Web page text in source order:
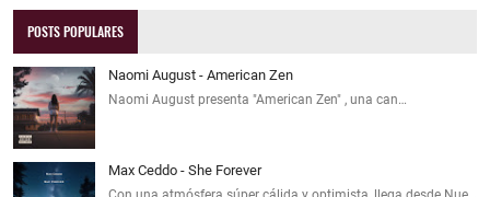
POSTS POPULARES
Naomi August - American Zen
Naomi August presenta "American Zen" , una can…
Max Ceddo - She Forever